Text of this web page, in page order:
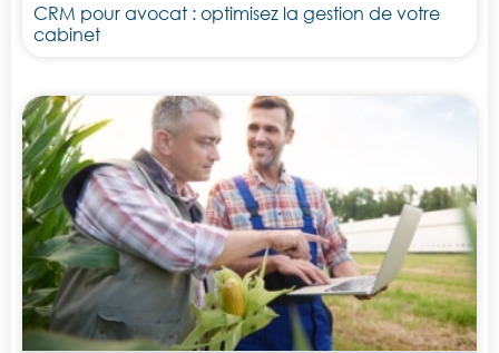
CRM pour avocat : optimisez la gestion de votre
cabinet